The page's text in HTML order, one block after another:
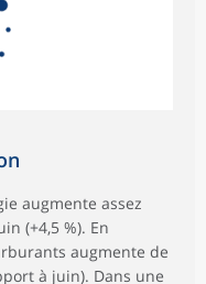
augmente assez
(+4,5 %). En
augmente de
à juin). Dans une